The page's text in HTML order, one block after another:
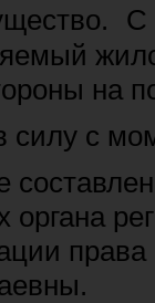
С
на
силу с
органа